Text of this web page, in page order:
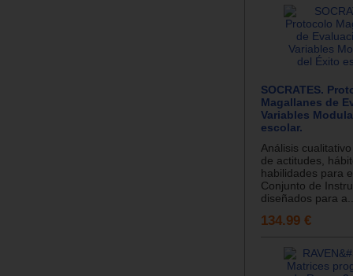
SOCRATES.
Magallanes de
Variables
escolar.
Análisis
de actitudes,
habilidades para
Conjunto de
diseñados para
134.99 €